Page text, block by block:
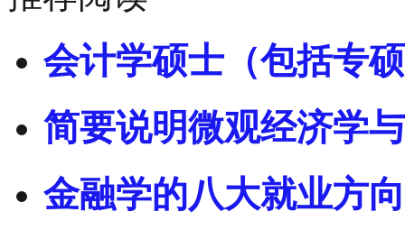
会计学硕士（包括专
简要说明微观经济学
金融学的八大就业方